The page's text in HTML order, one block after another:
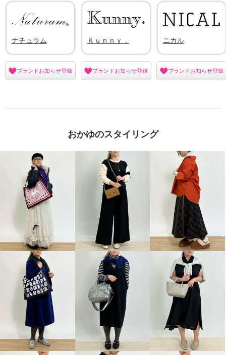
ナチュラム
ブランドお知らせ登録
Ｋｕｎｎｙ．
ブランドお知らせ登録
ニカル
ブランドお知らせ登録
おかゆのスタイリング